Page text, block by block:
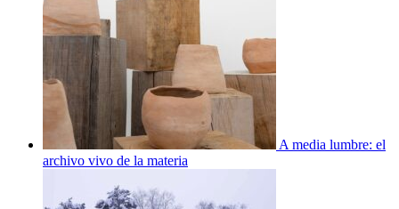
A media lumbre: el
archivo vivo de la materia